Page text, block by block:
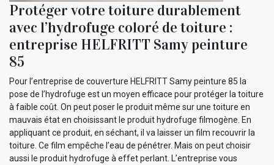
Protéger votre toiture durablement
avec l’hydrofuge coloré de toiture :
entreprise HELFRITT Samy peinture
85
Pour l’entreprise de couverture HELFRITT Samy peinture 85 la
pose de l’hydrofuge est un moyen efficace pour protéger la toiture
à faible coût. On peut poser le produit même sur une toiture en
mauvais état en choisissant le produit hydrofuge filmogène. En
appliquant ce produit, en séchant, il va laisser un film recouvrir la
toiture. Ce film empêche l’eau de pénétrer. Mais on peut choisir
aussi le produit hydrofuge à effet perlant. L’entreprise vous